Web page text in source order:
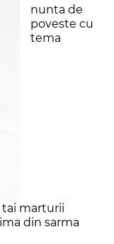
nunta de
poveste cu
tema
tai marturii
din sarma